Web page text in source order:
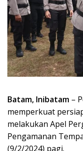
Batam, Inibatam –
memperkuat
melakukan Apel
Pengamanan
(9/2/2024) pagi.